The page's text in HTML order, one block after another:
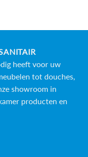
heeft voor uw
tot douches,
showroom in
producten en